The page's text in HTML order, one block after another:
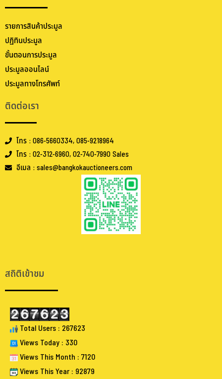
รายการสินค้าประมูล
ปฏิทินประมูล
ขั้นตอนการประมูล
ประมูลออนไลน์
ประมูลทางโทรศัพท์
ติดต่อเรา
โทร : 086-5660334, 085-9218964
โทร : 02-312-6960, 02-740-7990 Sales
อีเมล : sales@bangkokauctioneers.com
สถิติเข้าชม
Total Users : 267623
Views Today : 330
Views This Month : 7120
Views This Year : 92879